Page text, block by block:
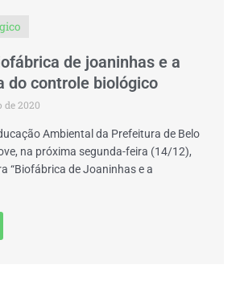
de joaninhas e a
do controle biológico
de 2020
Ambiental da Prefeitura de Belo
na próxima segunda-feira (14/12),
“Biofábrica de Joaninhas e a